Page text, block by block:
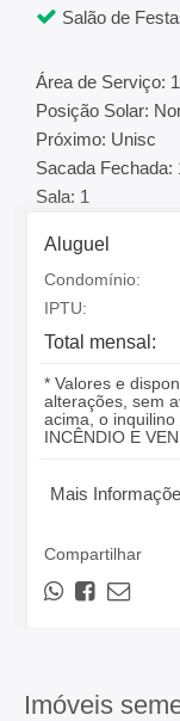
Salão de
Área de Serviço: 1
Posição Solar:
Próximo: Unisc
Sacada Fechada:
Sala: 1
Aluguel
Condomínio:
IPTU:
Total mensal:
* Valores e
alterações, sem
acima, o
INCÊNDIO E
Mais
Compartilhar
Imóveis